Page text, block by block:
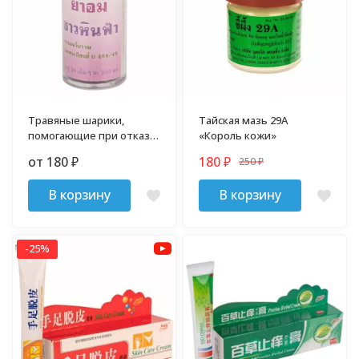
Травяные шарики,
помогающие при отказе
от 180₽
В корзину
Тайская мазь 29А
«Король кожи»
180₽ 250₽
В корзину
-25%